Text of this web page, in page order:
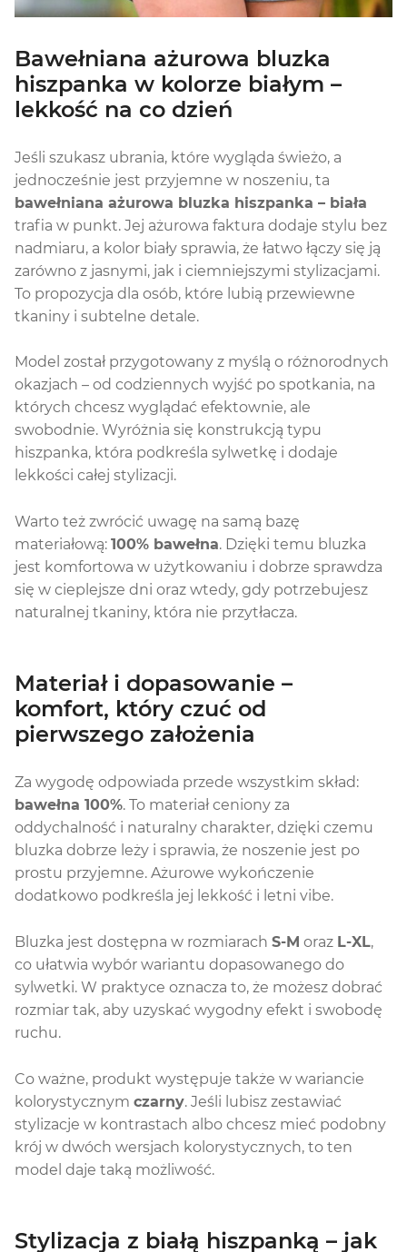
Bawełniana ażurowa bluzka
hiszpanka w kolorze białym –
lekkość na co dzień
Jeśli szukasz ubrania, które wygląda świeżo, a
jednocześnie jest przyjemne w noszeniu, ta
bawełniana ażurowa bluzka hiszpanka – biała
trafia w punkt. Jej ażurowa faktura dodaje stylu bez
nadmiaru, a kolor biały sprawia, że łatwo łączy się ją
zarówno z jasnymi, jak i ciemniejszymi stylizacjami.
To propozycja dla osób, które lubią przewiewne
tkaniny i subtelne detale.
Model został przygotowany z myślą o różnorodnych
okazjach – od codziennych wyjść po spotkania, na
których chcesz wyglądać efektownie, ale
swobodnie. Wyróżnia się konstrukcją typu
hiszpanka, która podkreśla sylwetkę i dodaje
lekkości całej stylizacji.
Warto też zwrócić uwagę na samą bazę
materiałową: 100% bawełna. Dzięki temu bluzka
jest komfortowa w użytkowaniu i dobrze sprawdza
się w cieplejsze dni oraz wtedy, gdy potrzebujesz
naturalnej tkaniny, która nie przytłacza.
Materiał i dopasowanie –
komfort, który czuć od
pierwszego założenia
Za wygodę odpowiada przede wszystkim skład:
bawełna 100%. To materiał ceniony za
oddychalność i naturalny charakter, dzięki czemu
bluzka dobrze leży i sprawia, że noszenie jest po
prostu przyjemne. Ażurowe wykończenie
dodatkowo podkreśla jej lekkość i letni vibe.
Bluzka jest dostępna w rozmiarach S-M oraz L-XL,
co ułatwia wybór wariantu dopasowanego do
sylwetki. W praktyce oznacza to, że możesz dobrać
rozmiar tak, aby uzyskać wygodny efekt i swobodę
ruchu.
Co ważne, produkt występuje także w wariancie
kolorystycznym czarny. Jeśli lubisz zestawiać
stylizacje w kontrastach albo chcesz mieć podobny
krój w dwóch wersjach kolorystycznych, to ten
model daje taką możliwość.
Stylizacja z białą hiszpanką – jak